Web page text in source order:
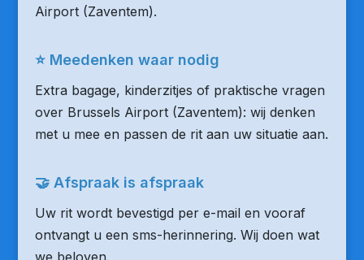
Airport (Zaventem).
⭐ Meedenken waar nodig
Extra bagage, kinderzitjes of praktische vragen
over Brussels Airport (Zaventem): wij denken
met u mee en passen de rit aan uw situatie aan.
🤝 Afspraak is afspraak
Uw rit wordt bevestigd per e-mail en vooraf
ontvangt u een sms-herinnering. Wij doen wat
we beloven.